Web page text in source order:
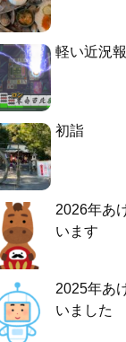
軽い近況
初詣
2026年あ
います
2025年あ
いました